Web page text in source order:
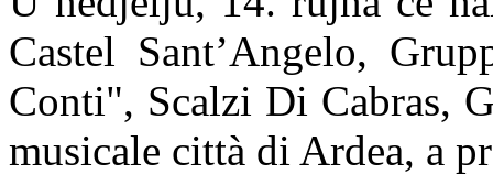
Castel Sant’Angelo,
Conti", Scalzi Di Cabras,
musicale città di Ardea, a